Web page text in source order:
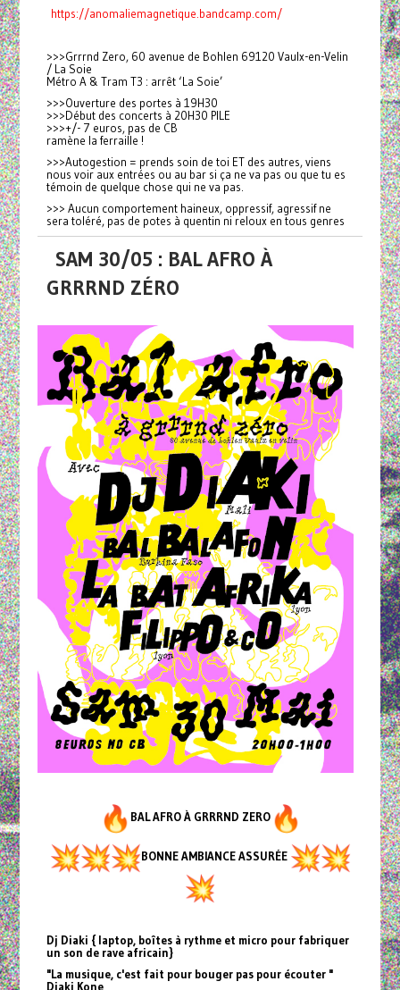
https://anomaliemagnetique.bandcamp.com/
>>>Grrrnd Zero, 60 avenue de Bohlen 69120 Vaulx-en-Velin
/ La Soie
Métro A & Tram T3 : arrêt ‘La Soie’
>>>Ouverture des portes à 19H30
>>>Début des concerts à 20H30 PILE
>>>+/- 7 euros, pas de CB
ramène la ferraille !
>>>Autogestion = prends soin de toi ET des autres, viens
nous voir aux entrées ou au bar si ça ne va pas ou que tu es
témoin de quelque chose qui ne va pas.
>>> Aucun comportement haineux, oppressif, agressif ne
sera toléré, pas de potes à quentin ni reloux en tous genres
SAM 30/05 : BAL AFRO À
GRRRND ZÉRO
BAL AFRO À GRRRND ZERO
BONNE AMBIANCE ASSURÉE
Dj Diaki { laptop, boîtes à rythme et micro pour fabriquer
un son de rave africain}
"La musique, c'est fait pour bouger pas pour écouter "
Diaki Kone